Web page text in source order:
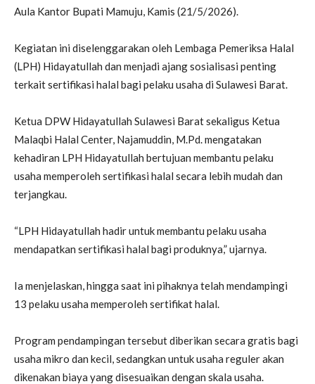
Aula Kantor Bupati Mamuju, Kamis (21/5/2026).
Kegiatan ini diselenggarakan oleh Lembaga Pemeriksa Halal
(LPH) Hidayatullah dan menjadi ajang sosialisasi penting
terkait sertifikasi halal bagi pelaku usaha di Sulawesi Barat.
Ketua DPW Hidayatullah Sulawesi Barat sekaligus Ketua
Malaqbi Halal Center, Najamuddin, M.Pd. mengatakan
kehadiran LPH Hidayatullah bertujuan membantu pelaku
usaha memperoleh sertifikasi halal secara lebih mudah dan
terjangkau.
“LPH Hidayatullah hadir untuk membantu pelaku usaha
mendapatkan sertifikasi halal bagi produknya,” ujarnya.
Ia menjelaskan, hingga saat ini pihaknya telah mendampingi
13 pelaku usaha memperoleh sertifikat halal.
Program pendampingan tersebut diberikan secara gratis bagi
usaha mikro dan kecil, sedangkan untuk usaha reguler akan
dikenakan biaya yang disesuaikan dengan skala usaha.